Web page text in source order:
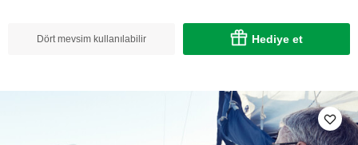
Dört mevsim kullanılabilir Hediye et